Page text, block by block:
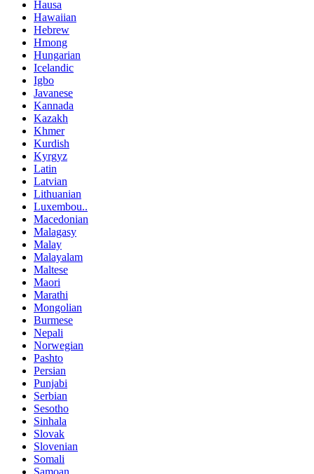
Hausa
Hawaiian
Hebrew
Hmong
Hungarian
Icelandic
Igbo
Javanese
Kannada
Kazakh
Khmer
Kurdish
Kyrgyz
Latin
Latvian
Lithuanian
Luxembou..
Macedonian
Malagasy
Malay
Malayalam
Maltese
Maori
Marathi
Mongolian
Burmese
Nepali
Norwegian
Pashto
Persian
Punjabi
Serbian
Sesotho
Sinhala
Slovak
Slovenian
Somali